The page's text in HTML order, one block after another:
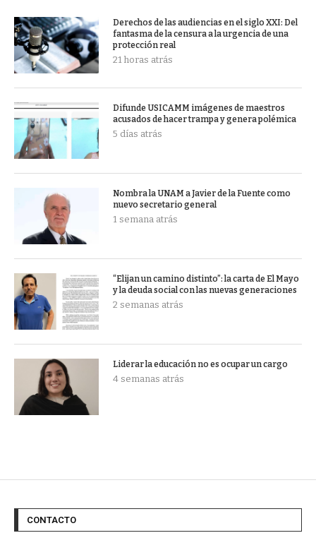
Derechos de las audiencias en el siglo XXI: Del
fantasma de la censura a la urgencia de una
protección real
21 horas atrás
Difunde USICAMM imágenes de maestros
acusados de hacer trampa y genera polémica
5 días atrás
Nombra la UNAM a Javier de la Fuente como
nuevo secretario general
1 semana atrás
“Elijan un camino distinto”: la carta de El Mayo
y la deuda social con las nuevas generaciones
2 semanas atrás
Liderar la educación no es ocupar un cargo
4 semanas atrás
CONTACTO